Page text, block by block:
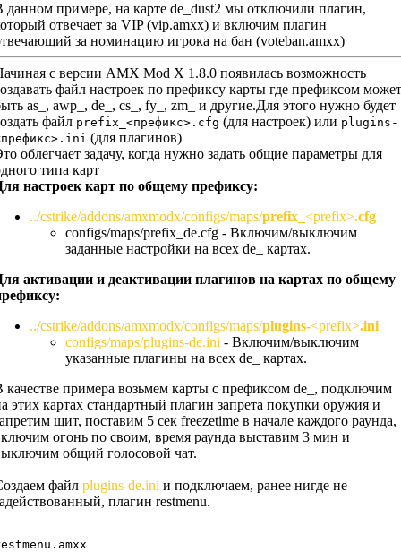
данном примере, на карте de_dust2 мы отключили плагин,
отвечает за VIP (vip.amxx) и включим плагин
за номинацию игрока на бан (voteban.amxx)
с версии AMX Mod X 1.8.0 появилась возможность
файл настроек по префиксу карты где префиксом может
as_, awp_, de_, cs_, fy_, zm_ и другие.Для этого нужно будет
файл prefix_<префикс>.cfg (для настроек) или plugins-
(для плагинов)
облегчает задачу, когда нужно задать общие параметры для
типа карт
настроек карт по общему префиксу:
../cstrike/addons/amxmodx/configs/maps/prefix_ <prefix>.cfg
configs/maps/prefix_de.cfg - Включим/выключим
заданные настройки на всех de_ картах.
активации и деактивации плагинов на картах по общему
:
../cstrike/addons/amxmodx/configs/maps/plugins-<prefix>.ini
configs/maps/plugins-de.ini - Включим/выключим
указанные плагины на всех de_ картах.
качестве примера возьмем карты с префиксом de_, подключим
этих картах стандартный плагин запрета покупки оружия и
щит, поставим 5 сек freezetime в начале каждого раунда,
огонь по своим, время раунда выставим 3 мин и
общий голосовой чат.
файл plugins-de.ini и подключаем, ранее нигде не
плагин restmenu.